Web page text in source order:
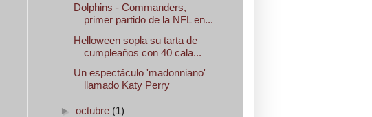
Dolphins - Commanders,
primer partido de la NFL en...
Helloween sopla su tarta de
cumpleaños con 40 cala...
Un espectáculo 'madonniano'
llamado Katy Perry
► octubre (1)